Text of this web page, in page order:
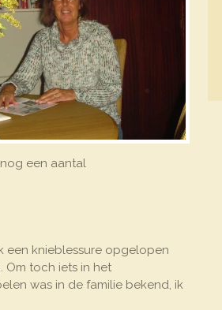
een aantal
een knieblessure opgelopen
Om toch iets in het
was in de familie bekend, ik